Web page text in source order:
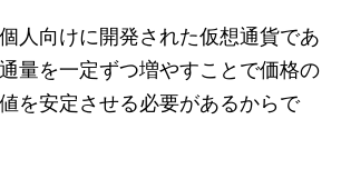
人向けに開発された仮想通貨であ
量を一定ずつ増やすことで価格の
を安定させる必要があるからで